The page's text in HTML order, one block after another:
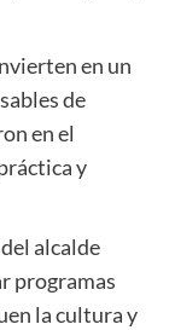
en un
de
en el
y
alcalde
programas
la cultura y